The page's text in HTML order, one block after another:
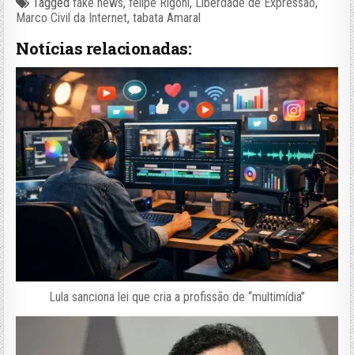
Marco Civil da Internet,tabata Amaral
Notícias relacionadas:
Lula sanciona lei que cria a profissão de “multimídia”